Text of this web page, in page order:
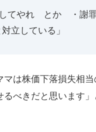
してやれ とか ・謝
立している」
は株価下落損失相
べきだと思います